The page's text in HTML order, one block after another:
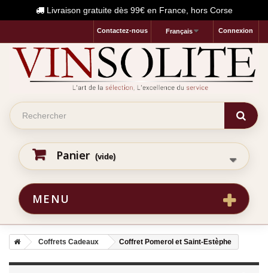
Livraison gratuite dès 99€ en France, hors Corse
Connexion
Français
Contactez-nous
Panier (vide)
MENU
Coffrets Cadeaux Coffret Pomerol et Saint-Estèphe